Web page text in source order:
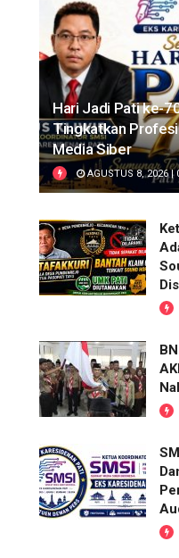
Hari Jadi Pati ke-
Tingkatkan
Media Siber
AGUSTUS 8, 2026 |